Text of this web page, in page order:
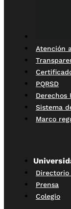
Atención
PQRSD
Derechos
Sistema
Marco
Prensa
Colegio